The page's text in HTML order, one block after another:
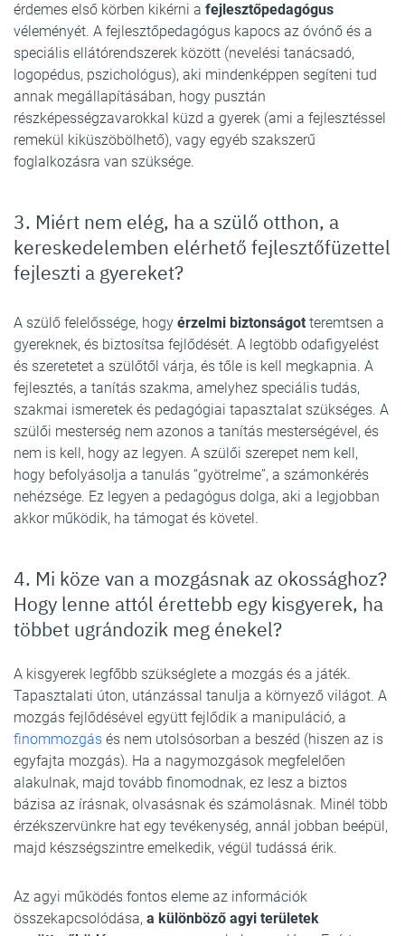
érdemes első körben kikérni a fejlesztőpedagógus
véleményét. A fejlesztőpedagógus kapocs az óvónő és a
speciális ellátórendszerek között (nevelési tanácsadó,
logopédus, pszichológus), aki mindenképpen segíteni tud
annak megállapításában, hogy pusztán
részképességzavarokkal küzd a gyerek (ami a fejlesztéssel
remekül kiküszöbölhető), vagy egyéb szakszerű
foglalkozásra van szüksége.
3. Miért nem elég, ha a szülő otthon, a
kereskedelemben elérhető fejlesztőfüzettel
fejleszti a gyereket?
A szülő felelőssége, hogy érzelmi biztonságot teremtsen a
gyereknek, és biztosítsa fejlődését. A legtöbb odafigyelést
és szeretetet a szülőtől várja, és tőle is kell megkapnia. A
fejlesztés, a tanítás szakma, amelyhez speciális tudás,
szakmai ismeretek és pedagógiai tapasztalat szükséges. A
szülői mesterség nem azonos a tanítás mesterségével, és
nem is kell, hogy az legyen. A szülői szerepet nem kell,
hogy befolyásolja a tanulás “gyötrelme”, a számonkérés
nehézsége. Ez legyen a pedagógus dolga, aki a legjobban
akkor működik, ha támogat és követel.
4. Mi köze van a mozgásnak az okossághoz?
Hogy lenne attól érettebb egy kisgyerek, ha
többet ugrándozik meg énekel?
A kisgyerek legfőbb szükséglete a mozgás és a játék.
Tapasztalati úton, utánzással tanulja a környező világot. A
mozgás fejlődésével együtt fejlődik a manipuláció, a
finommozgás és nem utolsósorban a beszéd (hiszen az is
egyfajta mozgás). Ha a nagymozgások megfelelően
alakulnak, majd tovább finomodnak, ez lesz a biztos
bázisa az írásnak, olvasásnak és számolásnak. Minél több
érzékszervünkre hat egy tevékenység, annál jobban beépül,
majd készségszintre emelkedik, végül tudássá érik.
Az agyi működés fontos eleme az információk
összekapcsolódása, a különböző agyi területek